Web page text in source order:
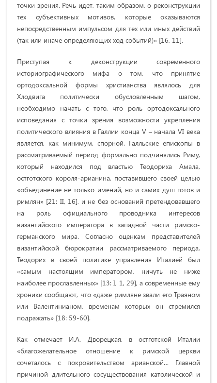
точки зрения. Речь идет, таким образом, о реконструкции
тех субъективных мотивов, которые оказываются
непосредственным импульсом для тех или иных действий
(так или иначе определяющих ход событий)» [16, 11].
Приступая к деконструкции современного
историографического мифа о том, что принятие
ортодоксальной формы христианства являлось для
Хлодвига политически обусловленным шагом,
необходимо начать с того, что роль ортодоксального
исповедания с точки зрения возможности укрепления
политического влияния в Галлии конца V – начала VI века
является, как минимум, спорной. Галльские епископы в
рассматриваемый период формально подчинялись Риму,
который находился под властью Теодориха Амала,
остготского короля-арианина, поставившего своей целью
«объединение не только имений, но и самих душ готов и
римлян» [21: II, 16], и не без оснований претендовавшего
на роль официального проводника интересов
византийского императора в западной части римско-
германского мира. Согласно оценкам представителей
византийской бюрократии рассматриваемого периода,
Теодорих в своей политике управления Италией был
«самым настоящим императором, ничуть не ниже
наиболее прославленных» [13: I, 1, 29], а современные ему
хроники сообщают, что «даже римляне звали его Траяном
или Валентинианом, временам которых он стремился
подражать» [18: 59-60].
Как отмечает И.А. Дворецкая, в остготской Италии
«благожелательное отношение к римской церкви
сочеталось с покровительством арианской… Главной
причиной длительного сосуществования католической и